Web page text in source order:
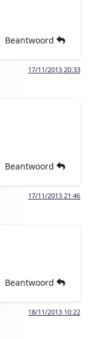
Beantwoord
17/11/2013 20:33
Beantwoord
17/11/2013 21:46
Beantwoord
18/11/2013 10:22